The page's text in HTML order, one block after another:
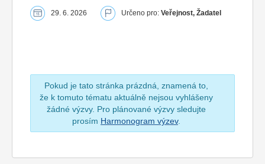
29. 6. 2026 Určeno pro: Veřejnost, Žadatel
Pokud je tato stránka prázdná, znamená to,
že k tomuto tématu aktuálně nejsou vyhlášeny
žádné výzvy. Pro plánované výzvy sledujte
prosím Harmonogram výzev.